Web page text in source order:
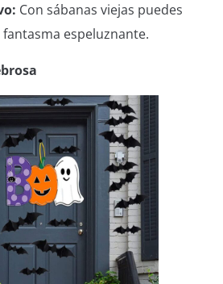
Con sábanas viejas puedes
espeluznante.